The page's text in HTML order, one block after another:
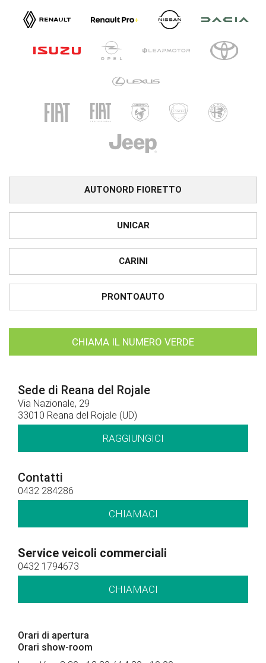
AUTONORD FIORETTO
UNICAR
CARINI
PRONTOAUTO
CHIAMA IL NUMERO VERDE
Sede di Reana del Rojale
Via Nazionale, 29
33010 Reana del Rojale (UD)
RAGGIUNGICI
Contatti
0432 284286
CHIAMACI
Service veicoli commerciali
0432 1794673
CHIAMACI
Orari di apertura
Orari show-room